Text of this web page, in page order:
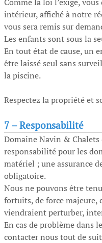
intérieur, affiché à notre
vous sera remis sur
Les enfants sont sous la
En tout état de cause, un
être laissé seul sans
la piscine.
Respectez la propriété et
7 –Responsabilité
Domaine Navin &
responsabilité pour les
matériel ; une assurance
obligatoire.
Nous ne pouvons être
fortuits, de force majeure,
viendraient perturber,
En cas de problème dans
contacter nous tout de